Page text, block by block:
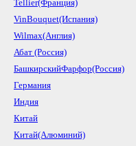
Tellier(Франция)
VinBouquet(Испания)
Wilmax(Англия)
Абат (Россия)
БашкирскийФарфор(Россия)
Германия
Индия
Китай
Китай(Алюминий)